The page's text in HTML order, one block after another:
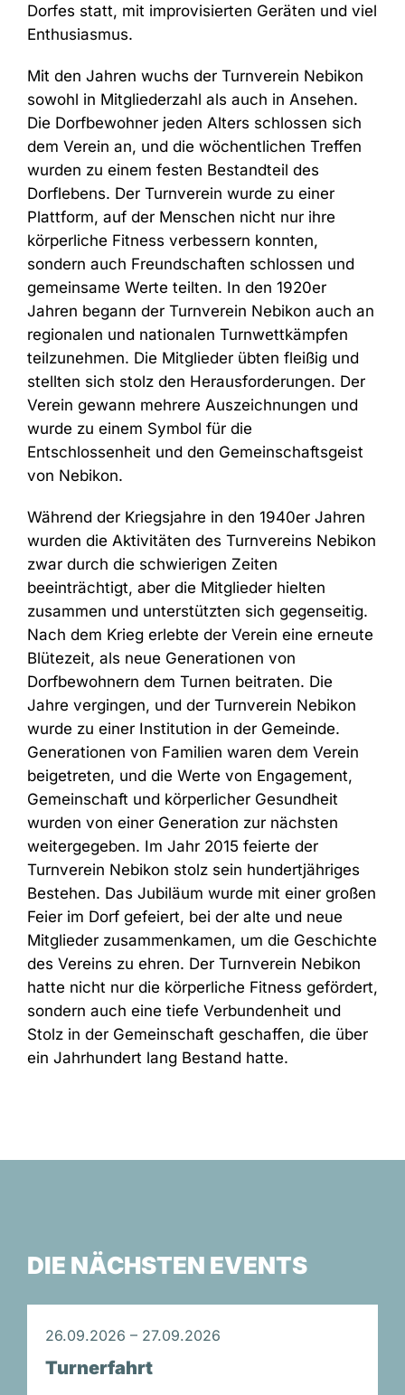
Dorfes statt, mit improvisierten Geräten und viel
Enthusiasmus.
Mit den Jahren wuchs der Turnverein Nebikon
sowohl in Mitgliederzahl als auch in Ansehen.
Die Dorfbewohner jeden Alters schlossen sich
dem Verein an, und die wöchentlichen Treffen
wurden zu einem festen Bestandteil des
Dorflebens. Der Turnverein wurde zu einer
Plattform, auf der Menschen nicht nur ihre
körperliche Fitness verbessern konnten,
sondern auch Freundschaften schlossen und
gemeinsame Werte teilten. In den 1920er
Jahren begann der Turnverein Nebikon auch an
regionalen und nationalen Turnwettkämpfen
teilzunehmen. Die Mitglieder übten fleißig und
stellten sich stolz den Herausforderungen. Der
Verein gewann mehrere Auszeichnungen und
wurde zu einem Symbol für die
Entschlossenheit und den Gemeinschaftsgeist
von Nebikon.
Während der Kriegsjahre in den 1940er Jahren
wurden die Aktivitäten des Turnvereins Nebikon
zwar durch die schwierigen Zeiten
beeinträchtigt, aber die Mitglieder hielten
zusammen und unterstützten sich gegenseitig.
Nach dem Krieg erlebte der Verein eine erneute
Blütezeit, als neue Generationen von
Dorfbewohnern dem Turnen beitraten. Die
Jahre vergingen, und der Turnverein Nebikon
wurde zu einer Institution in der Gemeinde.
Generationen von Familien waren dem Verein
beigetreten, und die Werte von Engagement,
Gemeinschaft und körperlicher Gesundheit
wurden von einer Generation zur nächsten
weitergegeben. Im Jahr 2015 feierte der
Turnverein Nebikon stolz sein hundertjähriges
Bestehen. Das Jubiläum wurde mit einer großen
Feier im Dorf gefeiert, bei der alte und neue
Mitglieder zusammenkamen, um die Geschichte
des Vereins zu ehren. Der Turnverein Nebikon
hatte nicht nur die körperliche Fitness gefördert,
sondern auch eine tiefe Verbundenheit und
Stolz in der Gemeinschaft geschaffen, die über
ein Jahrhundert lang Bestand hatte.
DIE NÄCHSTEN EVENTS
26.09.2026 – 27.09.2026
Turnerfahrt